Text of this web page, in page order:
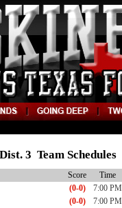
3 Team Schedules
Score
Time
(0-0)
7:00 PM
(0-0)
7:00 PM